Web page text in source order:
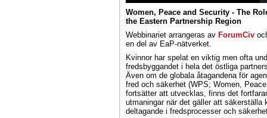
Women, Peace and Security - The
the Eastern Partnership Region
Webbinariet arrangeras av ForumCiv
en del av EaP-nätverket.
Kvinnor har spelat en viktig men ofta
fredsbyggandet i hela det östliga
Även om de globala åtagandena för
fred och säkerhet (WPS; Women,
fortsätter att utvecklas, finns det
utmaningar när det gäller att säkerställa
deltagande i fredsprocesser och